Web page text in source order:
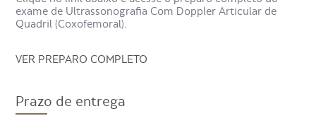
Para que serve o Exame
Ultrassonografia Com Doppler
(Coxofemoral)?
Com o exame de Ultrassonografia Com Doppler Articular
exame de Ultrassonografia Com Doppler Articular de
Quadril (Coxofemoral).
VER PREPARO COMPLETO
Prazo de entrega